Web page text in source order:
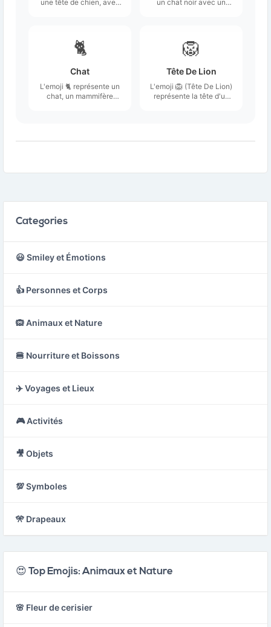
une tête de chien, avec
un chat noir avec un
🐈
Chat
L'emoji 🐈 représente un
chat, un mammifère
🦁
Tête De Lion
L'emoji 🦁 (Tête De Lion)
représente la tête d'un
Categories
😃 Smiley et Émotions
👍 Personnes et Corps
🙉 Animaux et Nature
🍔 Nourriture et Boissons
✈️ Voyages et Lieux
🎮 Activités
🎥 Objets
💯 Symboles
🎌 Drapeaux
😍 Top Emojis: Animaux et Nature
🌸 Fleur de cerisier